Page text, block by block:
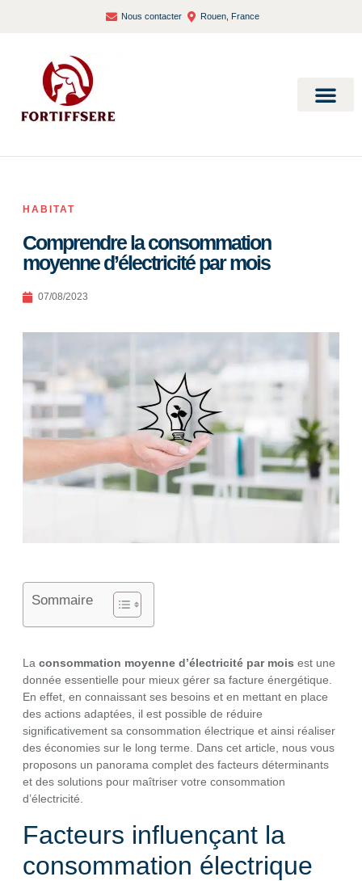
Nous contacter Rouen, France
HABITAT
Comprendre la consommation
moyenne d’électricité par mois
07/08/2023
Sommaire
La consommation moyenne d’électricité par mois est une
donnée essentielle pour mieux gérer sa facture énergétique.
En effet, en connaissant ses besoins et en mettant en place
des actions adaptées, il est possible de réduire
significativement sa consommation électrique et ainsi réaliser
des économies sur le long terme. Dans cet article, nous vous
proposons un panorama complet des facteurs déterminants
et des solutions pour maîtriser votre consommation
d’électricité.
Facteurs influençant la
consommation électrique